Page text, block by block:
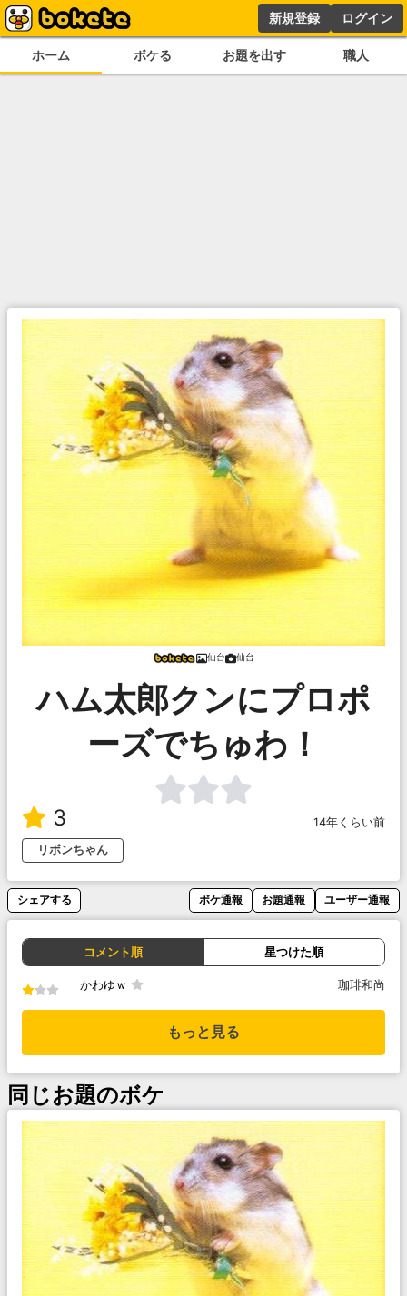
新規登録 ログイン
ホーム ボケる お題を出す 職人
仙台 仙台
ハム太郎クンにプロポ
ーズでちゅわ！
3
14年くらい前
リボンちゃん
シェアする ボケ通報 お題通報 ユーザー通報
コメント順 星つけた順
かわゆｗ 珈琲和尚
もっと見る
同じお題のボケ